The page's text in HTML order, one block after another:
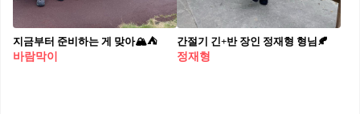
지금부터 준비하는 게 맞아🏔⛺️
바람막이
간절기 긴+반 장인 정재형 형님🍂
정재형